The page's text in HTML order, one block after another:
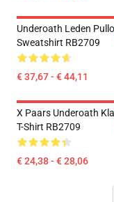
Underoath Leden
Sweatshirt RB2709
€ 37,67 - € 44,11
X Paars Underoath
T-Shirt RB2709
€ 24,38 - € 28,06